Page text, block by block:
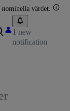
värdet.
1 new
notification